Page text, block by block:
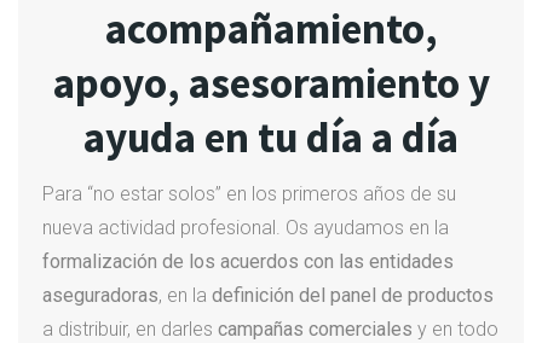
acompañamiento,
apoyo, asesoramiento y
ayuda en tu día a día
Para “no estar solos” en los primeros años de su
nueva actividad profesional. Os ayudamos en la
formalización de los acuerdos con las entidades
aseguradoras, en la definición del panel de productos
a distribuir, en darles campañas comerciales y en todo